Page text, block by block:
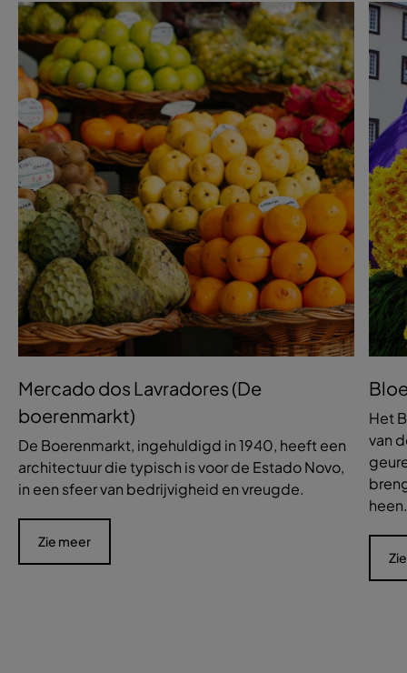
Mercado dos Lavradores (De
boerenmarkt)
De Boerenmarkt, ingehuldigd in 1940, heeft een
architectuur die typisch is voor de Estado Novo,
in een sfeer van bedrijvigheid en vreugde.
Zie meer
Het
van